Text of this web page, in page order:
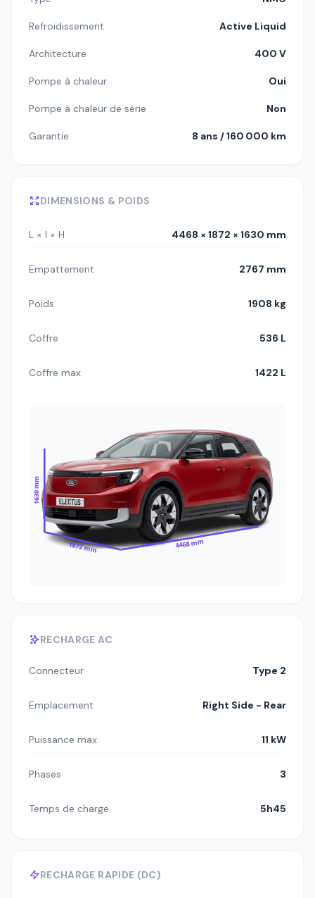
Refroidissement Active Liquid
Architecture 400 V
Pompe à chaleur Oui
Pompe à chaleur de série Non
Garantie 8 ans / 160 000 km
DIMENSIONS & POIDS
L × l × H 4468 × 1872 × 1630 mm
Empattement 2767 mm
Poids 1908 kg
Coffre 536 L
Coffre max 1422 L
1630 mm
1872 mm 4468 mm
RECHARGE AC
Connecteur Type 2
Emplacement Right Side - Rear
Puissance max 11 kW
Phases 3
Temps de charge 5h45
RECHARGE RAPIDE (DC)